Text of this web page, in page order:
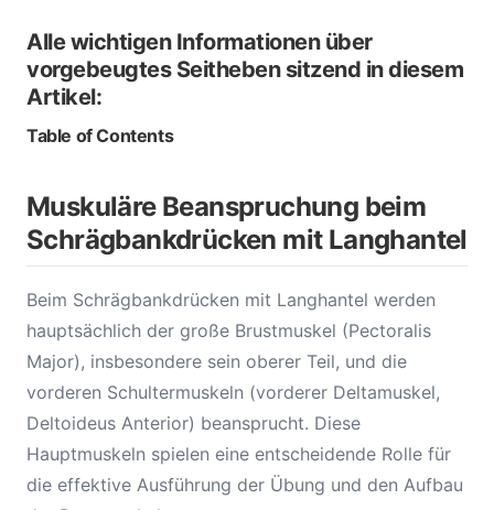
Alle wichtigen Informationen über
vorgebeugtes Seitheben sitzend in diesem
Artikel:
Table of Contents
Muskuläre Beanspruchung beim
Schrägbankdrücken mit Langhantel
Beim Schrägbankdrücken mit Langhantel werden
hauptsächlich der große Brustmuskel (Pectoralis
Major), insbesondere sein oberer Teil, und die
vorderen Schultermuskeln (vorderer Deltamuskel,
Deltoideus Anterior) beansprucht. Diese
Hauptmuskeln spielen eine entscheidende Rolle für
die effektive Ausführung der Übung und den Aufbau